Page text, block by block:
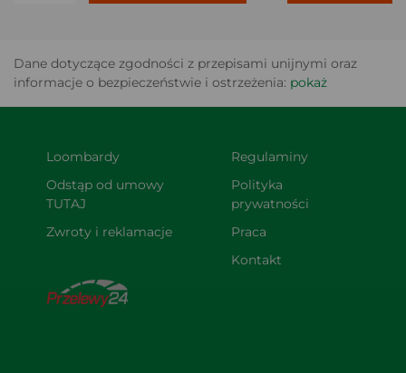
Dane dotyczące zgodności z przepisami unijnymi oraz
informacje o bezpieczeństwie i ostrzeżenia: pokaż
Loombardy
Odstąp od umowy
TUTAJ
Zwroty i reklamacje
Regulaminy
Polityka
prywatności
Praca
Kontakt